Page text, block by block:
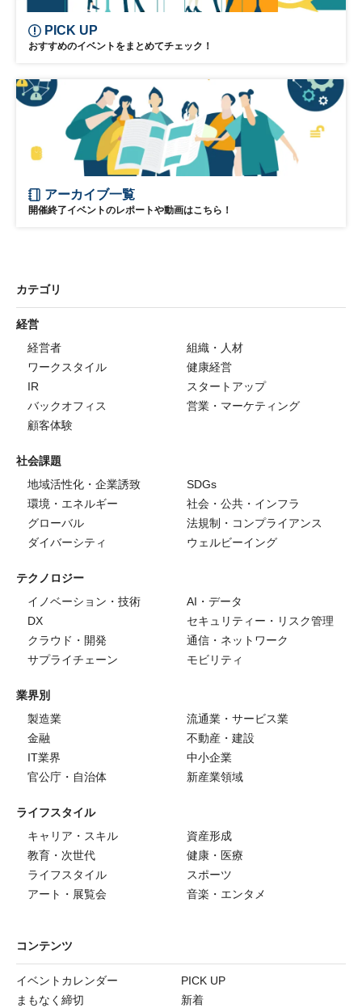
フレンチテック デジタル パリ DX
参加無料 オープンイノベーション
PICK UP
おすすめのイベントをまとめてチェック！
アーカイブ一覧
開催終了イベントのレポートや動画はこちら！
カテゴリ
経営
経営者
組織・人材
ワークスタイル
健康経営
IR
スタートアップ
バックオフィス
営業・マーケティング
顧客体験
社会課題
地域活性化・企業誘致
SDGs
環境・エネルギー
社会・公共・インフラ
グローバル
法規制・コンプライアンス
ダイバーシティ
ウェルビーイング
テクノロジー
イノベーション・技術
AI・データ
DX
セキュリティー・リスク管理
クラウド・開発
通信・ネットワーク
サプライチェーン
モビリティ
業界別
製造業
流通業・サービス業
金融
不動産・建設
IT業界
中小企業
官公庁・自治体
新産業領域
ライフスタイル
キャリア・スキル
資産形成
教育・次世代
健康・医療
ライフスタイル
スポーツ
アート・展覧会
音楽・エンタメ
コンテンツ
イベントカレンダー
PICK UP
まもなく締切
新着